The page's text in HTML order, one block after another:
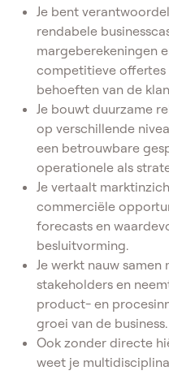
Je bent
rendabele
margeberekeningen
competitieve offertes
behoeften van de
Je bouwt duurzame
op verschillende
een betrouwbare
operationele als
Je vertaalt
commerciële
forecasts en
besluitvorming.
Je werkt nauw
stakeholders en
product- en
groei van de business.
Ook zonder directe
weet je